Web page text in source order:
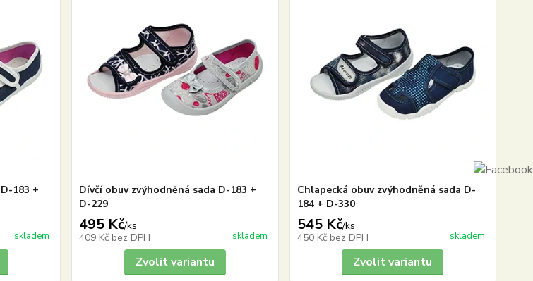
183 +
skladem
Dívčí obuv zvýhodněná sada D-183 +
D-229
495 Kč/ks
409 Kč bez DPH skladem
Zvolit variantu
Chlapecká obuv zvýhodněná sada D-
184 + D-330
545 Kč/ks
450 Kč bez DPH skladem
Zvolit variantu